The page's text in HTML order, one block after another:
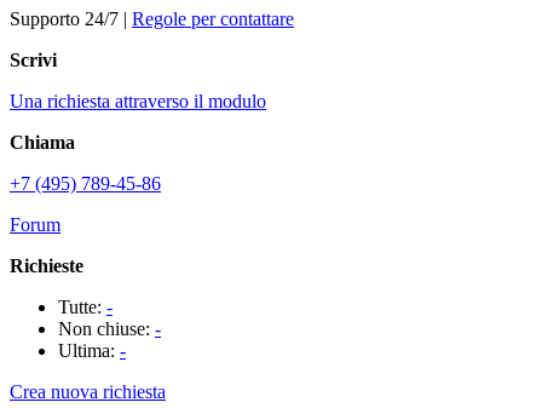
Supporto 24/7 | Regole per contattare
Scrivi
Una richiesta attraverso il modulo
Chiama
+7 (495) 789-45-86
Forum
Richieste
Tutte: -
Non chiuse: -
Ultima: -
Crea nuova richiesta